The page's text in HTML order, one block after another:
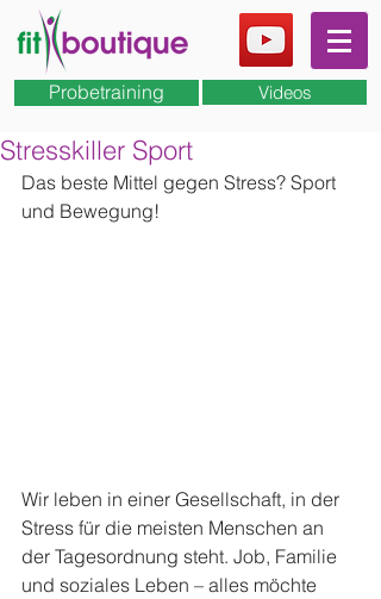
Probetraining Videos
Stresskiller Sport
Das beste Mittel gegen Stress? Sport
und Bewegung!
Wir leben in einer Gesellschaft, in der
Stress für die meisten Menschen an
der Tagesordnung steht. Job, Familie
und soziales Leben – alles möchte